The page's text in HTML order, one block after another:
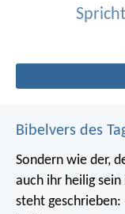
Spricht
Bibelvers des
Sondern wie der,
auch ihr heilig
steht